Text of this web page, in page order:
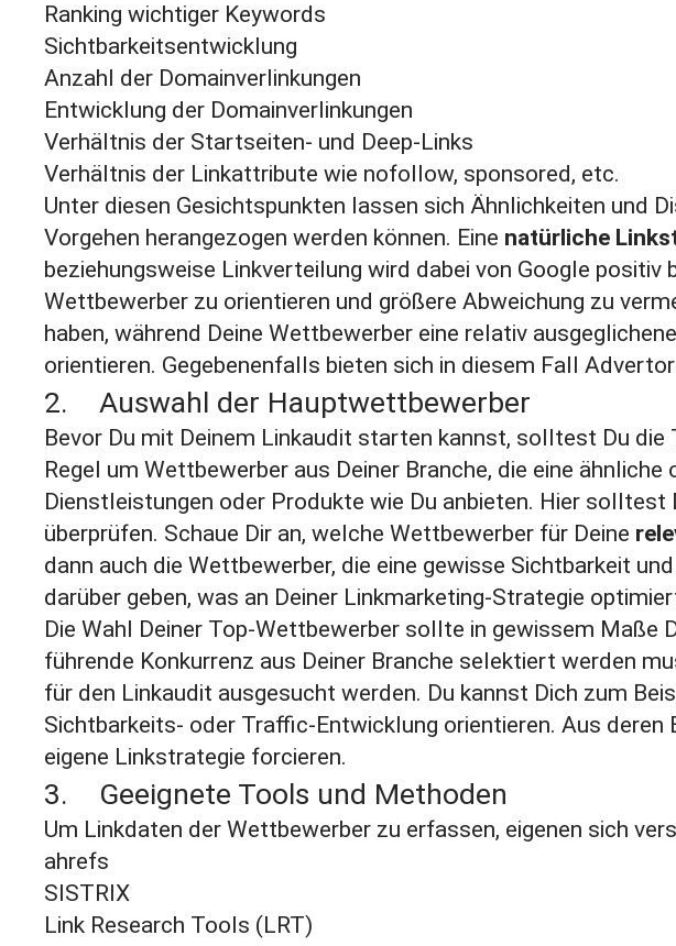
Ranking wichtiger Keywords
Sichtbarkeitsentwicklung
Anzahl der Domainverlinkungen
Entwicklung der Domainverlinkungen
Verhältnis der Startseiten- und Deep-Links
Verhältnis der Linkattribute wie nofollow, sponsored, etc.
Unter diesen Gesichtspunkten lassen sich Ähnlichkeiten und
Vorgehen herangezogen werden können. Eine natürliche
beziehungsweise Linkverteilung wird dabei von Google
Wettbewerber zu orientieren und größere Abweichung zu
haben, während Deine Wettbewerber eine relativ
orientieren. Gegebenenfalls bieten sich in diesem Fall
2. Auswahl der Hauptwettbewerber
Bevor Du mit Deinem Linkaudit starten kannst, solltest Du
Regel um Wettbewerber aus Deiner Branche, die eine ähnliche
Dienstleistungen oder Produkte wie Du anbieten. Hier solltest
überprüfen. Schaue Dir an, welche Wettbewerber für Deine
dann auch die Wettbewerber, die eine gewisse Sichtbarkeit
darüber geben, was an Deiner Linkmarketing-Strategie
Die Wahl Deiner Top-Wettbewerber sollte in gewissem Maße
führende Konkurrenz aus Deiner Branche selektiert werden
für den Linkaudit ausgesucht werden. Du kannst Dich zum
Sichtbarkeits- oder Traffic-Entwicklung orientieren. Aus deren
eigene Linkstrategie forcieren.
3. Geeignete Tools und Methoden
Um Linkdaten der Wettbewerber zu erfassen, eigenen sich
ahrefs
SISTRIX
Link Research Tools (LRT)